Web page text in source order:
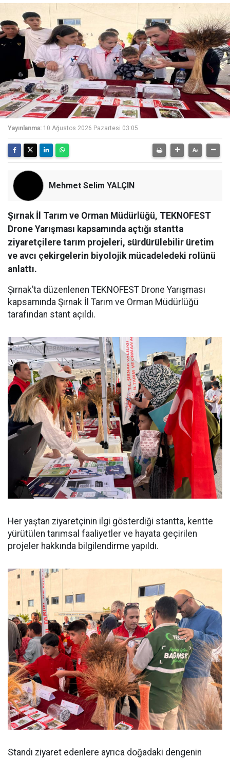
Yayınlanma: 10 Ağustos 2026 Pazartesi 03:05
Mehmet Selim YALÇIN
Şırnak İl Tarım ve Orman Müdürlüğü, TEKNOFEST
Drone Yarışması kapsamında açtığı stantta
ziyaretçilere tarım projeleri, sürdürülebilir üretim
ve avcı çekirgelerin biyolojik mücadeledeki rolünü
anlattı.
Şırnak’ta düzenlenen TEKNOFEST Drone Yarışması
kapsamında Şırnak İl Tarım ve Orman Müdürlüğü
tarafından stant açıldı.
Her yaştan ziyaretçinin ilgi gösterdiği stantta, kentte
yürütülen tarımsal faaliyetler ve hayata geçirilen
projeler hakkında bilgilendirme yapıldı.
Standı ziyaret edenlere ayrıca doğadaki dengenin